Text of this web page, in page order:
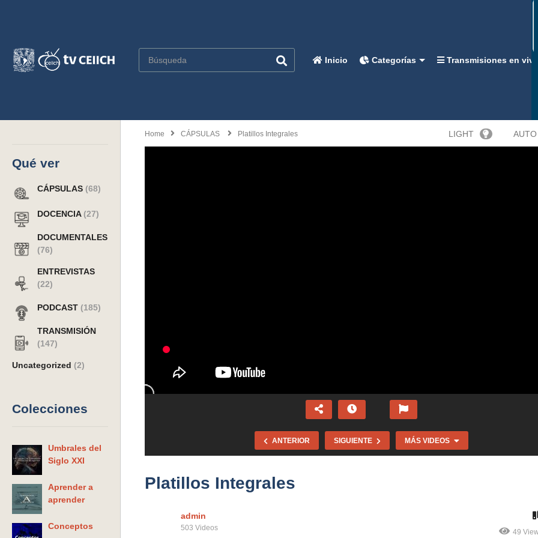
Inicio Categorías Transmisiones en vivo
Qué ver
CÁPSULAS (68)
DOCENCIA(27)
DOCUMENTALES
(76)
ENTREVISTAS
(22)
PODCAST (185)
TRANSMISIÓN
(147)
Uncategorized (2)
Colecciones
Umbrales del
Siglo XXI
Aprender a
aprender
Conceptos
Home CÁPSULAS Platillos Integrales LIGHT
ANTERIOR SIGUIENTE MÁS VIDEOS
La comedia cinematográfica.
Platillos Integrales
admin
503 Videos
49